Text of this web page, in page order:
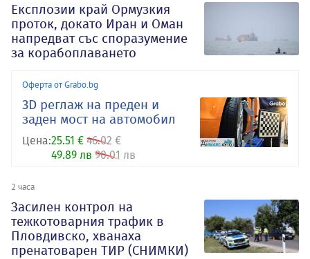
Експлозии край Ормузкия
проток, докато Иран и Оман
напредват със споразумение
за корабоплаването
Оферта от Grabo.bg
3D реглаж на преден и
заден мост на автомобил
Цена:25.51 € 46.02 €
49.89 лв 90.01 лв
2 часа
Засилен контрол на
тежкотоварния трафик в
Пловдивско, хванаха
пренатоварен ТИР (СНИМКИ)